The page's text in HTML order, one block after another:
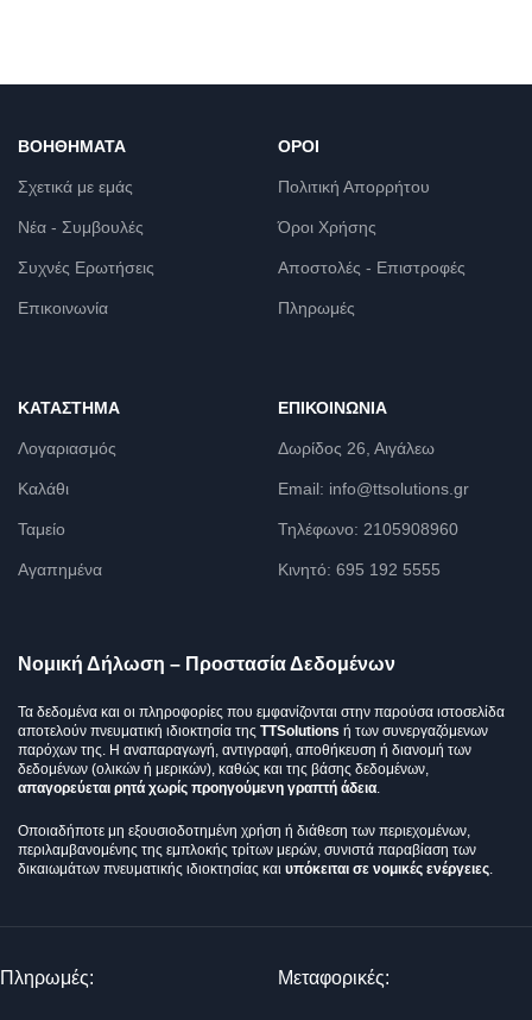
ΒΟΗΘΉΜΑΤΑ
Σχετικά με εμάς
Νέα - Συμβουλές
Συχνές Ερωτήσεις
Επικοινωνία
ΌΡΟΙ
Πολιτική Απορρήτου
Όροι Χρήσης
Αποστολές - Επιστροφές
Πληρωμές
ΚΑΤΆΣΤΗΜΑ
Λογαριασμός
Καλάθι
Ταμείο
Αγαπημένα
ΕΠΙΚΟΙΝΩΝΊΑ
Δωρίδος 26, Αιγάλεω
Email: info@ttsolutions.gr
Τηλέφωνο: 2105908960
Κινητό: 695 192 5555
Νομική Δήλωση – Προστασία Δεδομένων
Τα δεδομένα και οι πληροφορίες που εμφανίζονται στην παρούσα ιστοσελίδα
αποτελούν πνευματική ιδιοκτησία της TTSolutions ή των συνεργαζόμενων
παρόχων της. Η αναπαραγωγή, αντιγραφή, αποθήκευση ή διανομή των
δεδομένων (ολικών ή μερικών), καθώς και της βάσης δεδομένων,
απαγορεύεται ρητά χωρίς προηγούμενη γραπτή άδεια.
Οποιαδήποτε μη εξουσιοδοτημένη χρήση ή διάθεση των περιεχομένων,
περιλαμβανομένης της εμπλοκής τρίτων μερών, συνιστά παραβίαση των
δικαιωμάτων πνευματικής ιδιοκτησίας και υπόκειται σε νομικές ενέργειες.
Πληρωμές: Μεταφορικές: